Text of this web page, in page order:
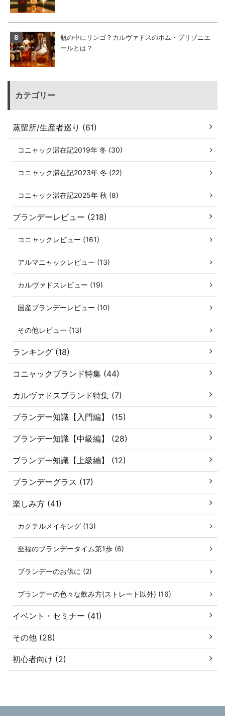
瓶の中にリンゴ？カルヴァドスのポム・プリゾニエ
ールとは？
カテゴリー
蒸留所/生産者巡り (61)
コニャック滞在記2019年 冬 (30)
コニャック滞在記2023年 冬 (22)
コニャック滞在記2025年 秋 (8)
ブランデーレビュー (218)
コニャックレビュー (161)
アルマニャックレビュー (13)
カルヴァドスレビュー (19)
国産ブランデーレビュー (10)
その他レビュー (13)
ランキング (18)
コニャックブランド特集 (44)
カルヴァドスブランド特集 (7)
ブランデー知識【入門編】 (15)
ブランデー知識【中級編】 (28)
ブランデー知識【上級編】 (12)
ブランデーグラス (17)
楽しみ方 (41)
カクテルメイキング (13)
至福のブランデータイム第1歩 (6)
ブランデーのお供に (2)
ブランデーの色々な飲み方(ストレート以外) (16)
イベント・セミナー (41)
その他 (28)
初心者向け (2)